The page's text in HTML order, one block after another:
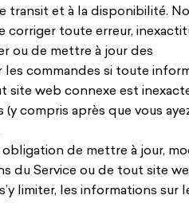
transit et à la disponibilité.
corriger toute erreur,
ou de mettre à jour des
les commandes si toute
site web connexe est
compris après que vous
obligation de mettre à jour,
du Service ou de tout site
limiter, les informations sur